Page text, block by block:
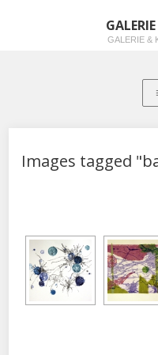
GALERIE &
Images tagged